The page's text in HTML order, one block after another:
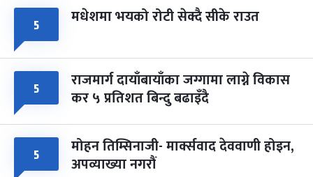
५ मधेशमा भयको रोटी सेक्दै सीके राउत
५ राजमार्ग दायाँबायाँका जग्गामा लाग्ने विकास
कर ५ प्रतिशत बिन्दु बढाइँदै
५ मोहन तिम्सिनाजी- मार्क्सवाद देववाणी होइन,
अपव्याख्या नगरौं